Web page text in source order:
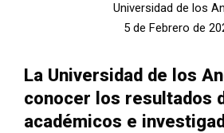
Universidad de los
5 de Febrero de
La Universidad de los
conocer los resultados
académicos e